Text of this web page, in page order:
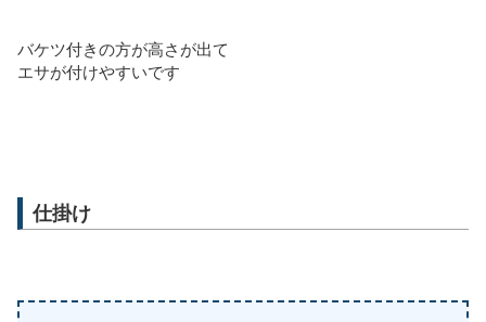
バケツ付きの方が高さが出て
エサが付けやすいです
仕掛け